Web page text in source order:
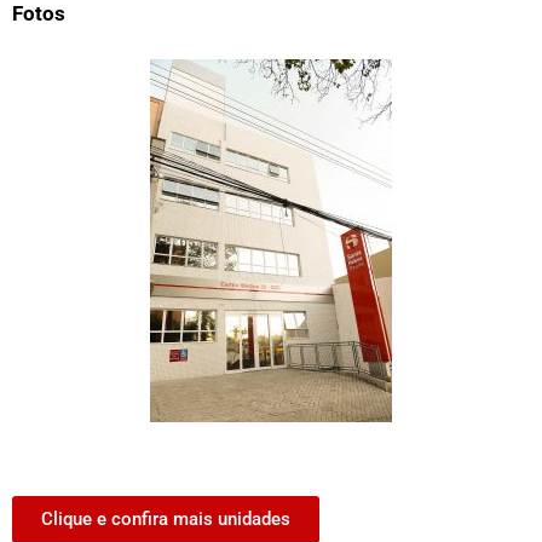
Fotos
Clique e confira mais unidades